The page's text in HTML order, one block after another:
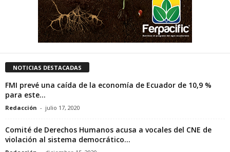
NOTICIAS DESTACADAS
FMI prevé una caída de la economía de Ecuador de 10,9 %
para este...
Redacción - julio 17, 2020
Comité de Derechos Humanos acusa a vocales del CNE de
violación al sistema democrático...